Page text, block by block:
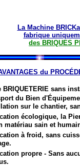
La Machine
fabrique
des BRIQUES
du
BRIQUETERIE sans
du Bien
sur le chantier,
écologique, la
matériau sain et
à froid, sans
propre - Sans